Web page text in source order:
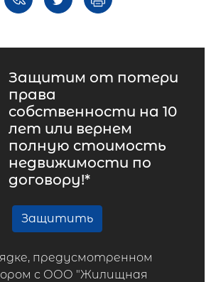
Защитим от потери
права
собственности на 10
лет или вернем
полную стоимость
недвижимости по
договору!*
Защитить
предусмотренном
с ООО "Жилищная